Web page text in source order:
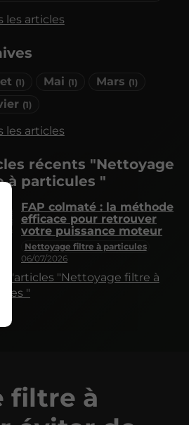
les articles
(1) Mai (1) Mars (1)
(1)
les articles
récents "Nettoyage
à particules "
Nettoyage filtre à particules
06/07/2026
FAP colmaté : la méthode
efficace pour retrouver
votre puissance moteur
d'articles "Nettoyage filtre à
"
filtre à